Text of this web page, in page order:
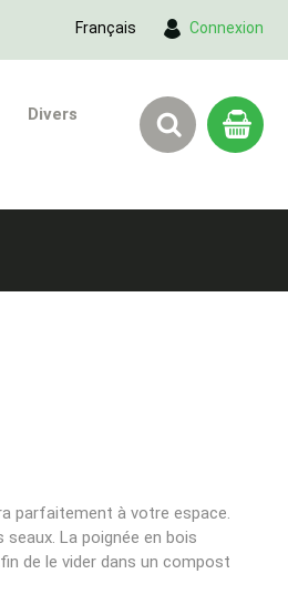
Français Connexion
Divers
parfaitement à votre espace.
La poignée en bois
de le vider dans un compost